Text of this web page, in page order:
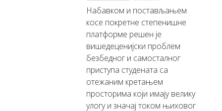
Набавком и постављањем
косе покретне степенишне
платформе решен је
вишедеценијски проблем
безбедног и самосталног
приступа студената са
отежаним кретањем
просторима који имају велику
улогу и значај током њиховог